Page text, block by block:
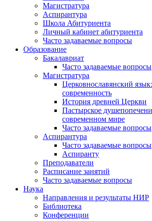
Магистратура
Аспирантура
Школа Абитуриента
Личный кабинет абитуриента
Часто задаваемые вопросы
Образование
Бакалавриат
Часто задаваемые вопросы
Магистратура
Церковнославянский
современность
История древней Церкви
Пастырское
современном мире
Часто задаваемые вопросы
Аспирантура
Часто задаваемые вопросы
Аспиранту
Преподаватели
Расписание занятий
Часто задаваемые вопросы
Наука
Направления и результаты НИР
Библиотека
Конференции